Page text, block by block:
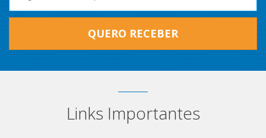
QUERO RECEBER
Links Importantes